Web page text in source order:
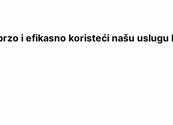
i efikasno koristeći našu uslugu